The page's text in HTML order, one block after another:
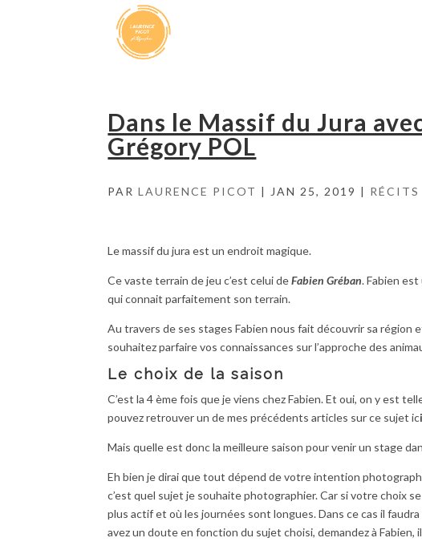
Dans le Massif du Jura
Grégory POL
PARLAURENCE PICOT | JAN 25, 2019 | RÉCITS
Le massif du jura est un endroit magique.
Ce vaste terrain de jeu c’est celui deFabien Gréban. Fabien
qui connait parfaitement son terrain.
Au travers de ses stages Fabien nous fait découvrir sa
souhaitez parfaire vos connaissances sur l’approche des
Le choix de la saison
C’est la 4 ème fois que je viens chez Fabien. Et oui, on y est
pouvez retrouver un de mes précédents articles sur ce sujetic
Mais quelle est donc la meilleure saison pour venir un stage
Eh bien je dirai que tout dépend de votre intention
c’est quel sujet je souhaite photographier. Car si votre choix
plus actif et où les journées sont longues. Dans ce cas il
avez un doute en fonction du sujet choisi, demandez à Fabien,